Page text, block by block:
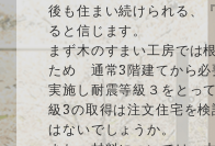
後も住まい続けられる、
ると信じます。
まず木のすまい工房では
ため 通常3階建てから必
実施し耐震等級３をとっ
級3の取得は注文住宅を
はないでしょうか。